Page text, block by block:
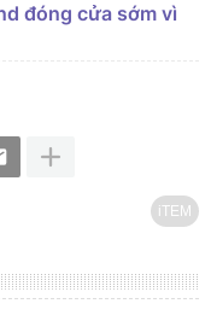
đóng cửa sớm vì
iTEM